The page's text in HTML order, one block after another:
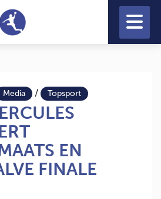
Media / Topsport
EN
FINALE